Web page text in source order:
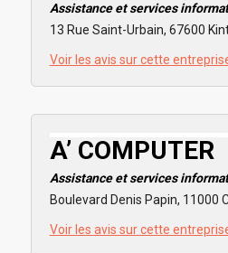
Assistance et services
13 Rue Saint-Urbain, 67600
Voir les avis sur cette
A’ COMPUTER
Assistance et services
Boulevard Denis Papin, 11000
Voir les avis sur cette